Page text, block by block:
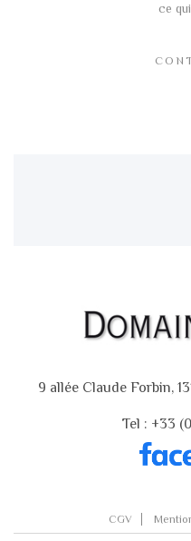
ce
9 allée Claude Forbin,
Tel : +33
CGV